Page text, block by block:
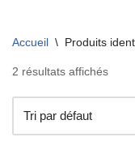
Accueil \ Produits
2 résultats affichés